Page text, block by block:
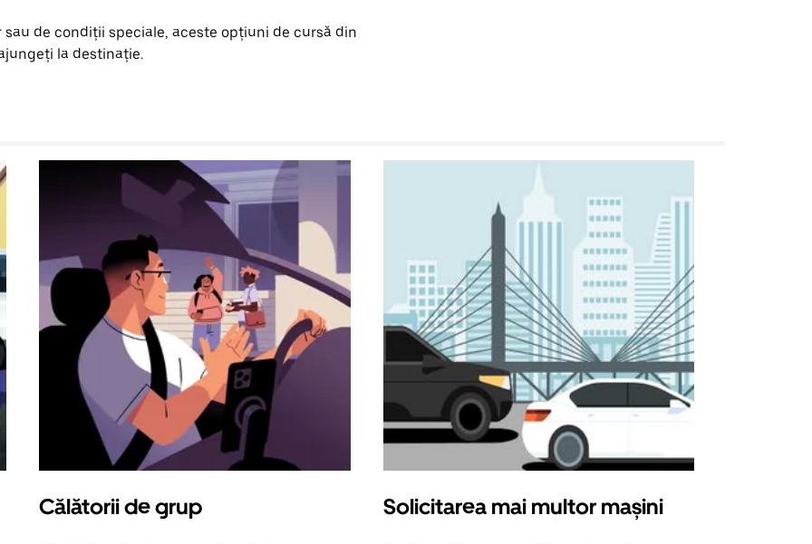
de condiții speciale, aceste opțiuni de cursă din
la destinație.
Călătorii de grup Solicitarea mai multor mașini